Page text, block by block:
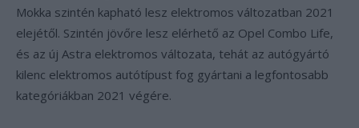
Mokka szintén kapható lesz elektromos változatban 2021
elejétől. Szintén jövőre lesz elérhető az Opel Combo Life,
és az új Astra elektromos változata, tehát az autógyártó
kilenc elektromos autótípust fog gyártani a legfontosabb
kategóriákban 2021 végére.